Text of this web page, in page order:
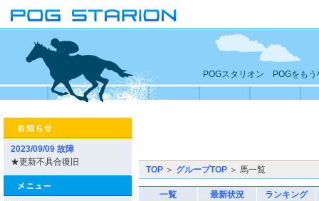
POGスタリオン POGをもう
2023/09/09 故障
★更新不具合復旧
TOP ＞ グループTOP ＞ 馬一覧
一覧 最新状況 ランキング